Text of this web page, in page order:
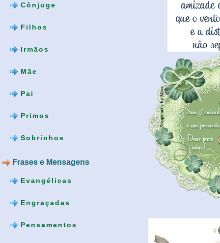
Cônjuge
Filhos
Irmãos
Mãe
Pai
Primos
Sobrinhos
Frases e Mensagens
Evangélicas
Engraçadas
Pensamentos